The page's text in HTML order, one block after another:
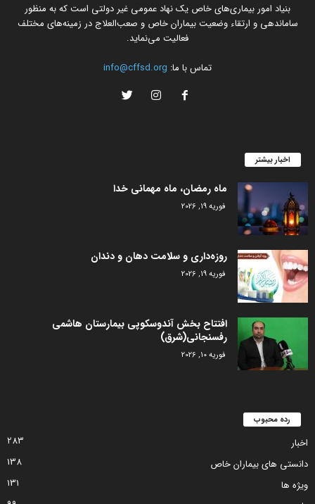
بنیاد امور بیماری‌های خاص یک نهاد عمومی غیر دولتی است که به منظور
ساماندهی و ارتقاء وضعیت بیماران خاص و صعب‌العلاج در زمینه‌های مختلف
فعالیت می‌نماید.
تماس با ما: info@cffsd.org
اخبار بیشتر
ماه رمضان، ماه مهمانی خدا
فوریه 19, 2026
روزه‌داری و سلامت دهان و دندان
فوریه 19, 2026
افتتاح بخش آندوسکوپی بیمارستان هاشمی
رفسنجانی(شرق)
فوریه 10, 2026
رده محبوب
اخبار
283
دانستی های بیماران خاص
138
ویژه ها
131